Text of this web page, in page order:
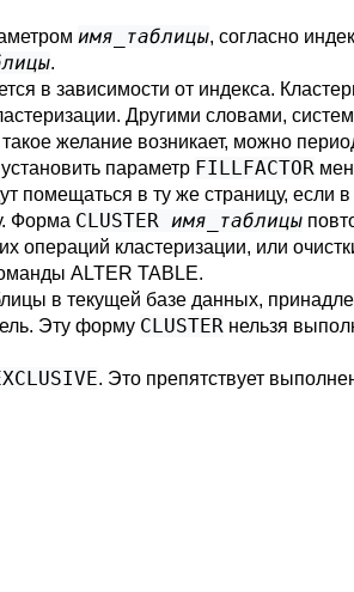
имя_таблицы, согласно
.
в зависимости от индекса.
Другими словами,
желание возникает, можно
параметр FILLFACTOR
помещаться в ту же страницу, если
Форма CLUSTER имя_таблицы
операций кластеризации, или
ALTER TABLE.
в текущей базе данных,
Эту форму CLUSTER нельзя
. Это препятствует